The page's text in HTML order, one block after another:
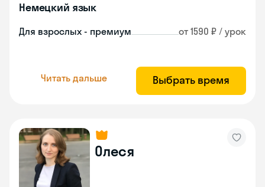
Немецкий язык
Для взрослых - премиум от 1590 ₽ / урок
Читать дальше Выбрать время
Олеся